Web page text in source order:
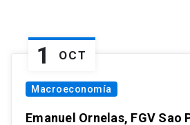
1 OCT
Macroeconomía
Emanuel Ornelas, FGV Sao